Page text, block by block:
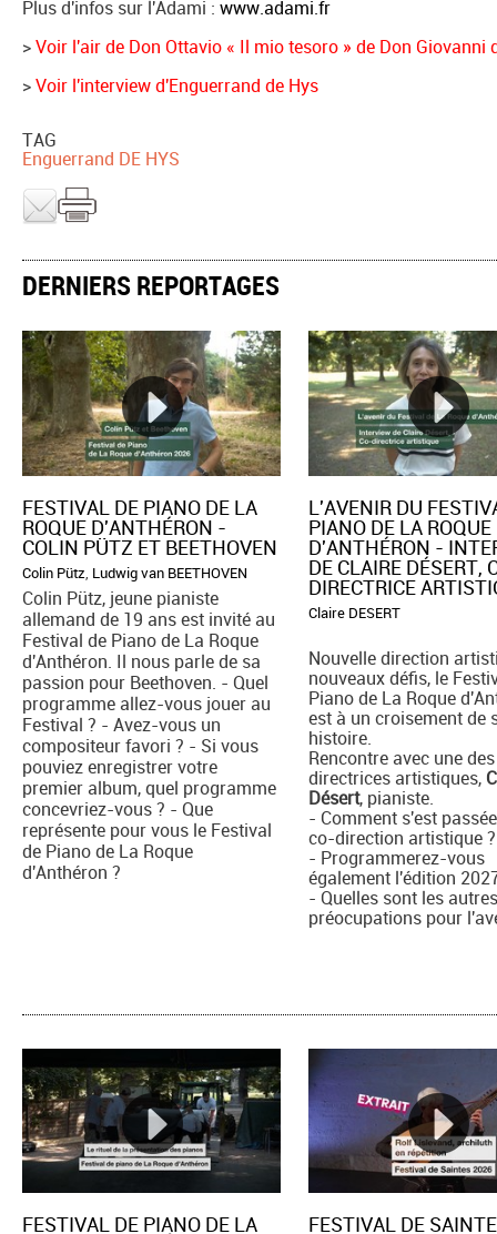
Plus d'infos sur l'Adami : www.adami.fr
>Voir l'air de Don Ottavio « Il mio tesoro » de Don Giovanni
>Voir l'interview d'Enguerrand de Hys
TAG
Enguerrand DE HYS
DERNIERS REPORTAGES
FESTIVAL DE PIANO DE LA
ROQUE D'ANTHÉRON -
COLIN PÜTZ ET BEETHOVEN
Colin Pütz, Ludwig van BEETHOVEN
Colin Pütz, jeune pianiste
allemand de 19 ans est invité au
Festival de Piano de La Roque
d'Anthéron. Il nous parle de sa
passion pour Beethoven. - Quel
programme allez-vous jouer au
Festival ? - Avez-vous un
compositeur favori ? - Si vous
pouviez enregistrer votre
premier album, quel programme
concevriez-vous ? - Que
représente pour vous le Festival
de Piano de La Roque
d'Anthéron ?
L'AVENIR DU
PIANO DE LA ROQUE
D'ANTHÉRON -
DE CLAIRE DÉSERT,
DIRECTRICE
Claire DESERT
Nouvelle direction
nouveaux défis, le
Piano de La Roque
est à un croisement de
histoire.
Rencontre avec une
directrices artistiques,
Désert, pianiste.
- Comment s'est
co-direction artistique ?
- Programmerez-vous
également l'édition
- Quelles sont les
préocupations pour
FESTIVAL DE PIANO DE LA FESTIVAL DE